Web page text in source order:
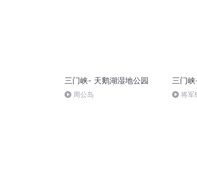
三门峡- 天鹅湖湿地公园
周公岛
三门
将军